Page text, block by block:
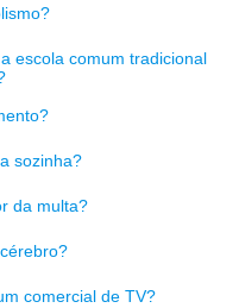
escola comum tradicional
sozinha?
da multa?
comercial de TV?